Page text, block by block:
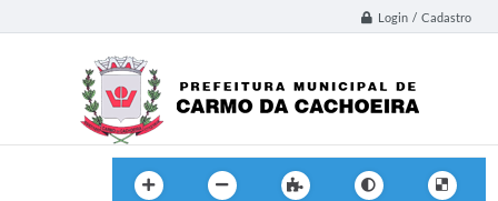
Login / Cadastro